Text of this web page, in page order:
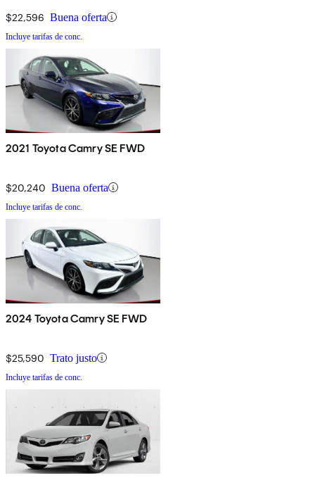
$22,596 Buena oferta
Incluye tarifas de conc.
2021 Toyota Camry SE FWD
$20,240 Buena oferta
Incluye tarifas de conc.
2024 Toyota Camry SE FWD
$25,590 Trato justo
Incluye tarifas de conc.